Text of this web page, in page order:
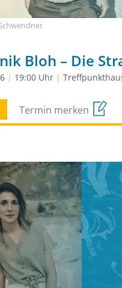
Bloh – Die
| 19:00 Uhr |
Termin merken